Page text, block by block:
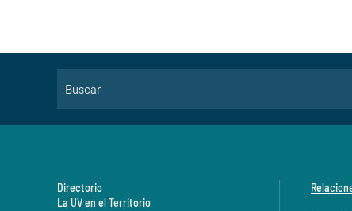
Directorio
La UV en el Territorio